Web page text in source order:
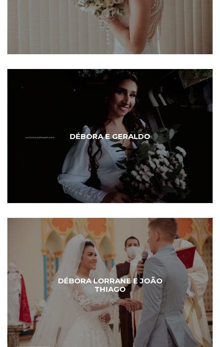
DÉBORA E GERALDO
DÉBORA LORRANE E JOÃO
THIAGO